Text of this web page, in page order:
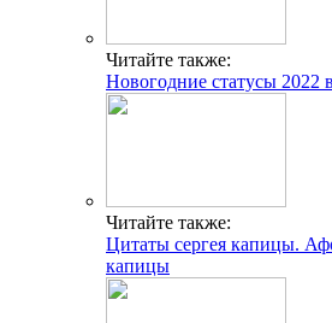
Читайте также:
Новогодние статусы 2022
Читайте также:
Цитаты сергея капицы.
капицы